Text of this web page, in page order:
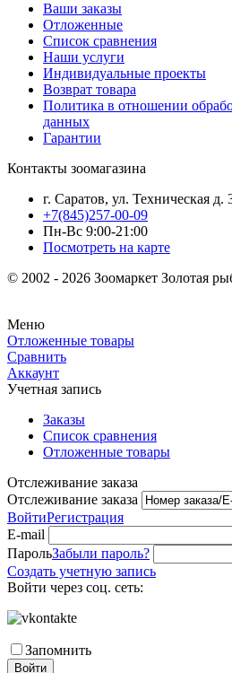
Ваши заказы
Отложенные
Список сравнения
Наши услуги
Индивидуальные проекты
Возврат товара
Политика в отношении
данных
Гарантии
Контакты зоомагазина
г. Саратов, ул. Техническая д.
+7(845)257-00-09
Пн-Вс 9:00-21:00
Посмотреть на карте
© 2002 - 2026 Зоомаркет Золотая
Меню
Отложенные товары
Сравнить
Аккаунт
Учетная запись
Заказы
Список сравнения
Отложенные товары
Отслеживание заказа
Отслеживание заказа
ВойтиРегистрация
E-mail
ПарольЗабыли пароль?
Создать учетную запись
Войти через соц. сеть:
Запомнить
Войти